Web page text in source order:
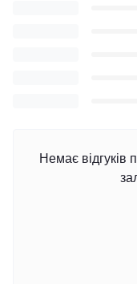
Немає відгуків